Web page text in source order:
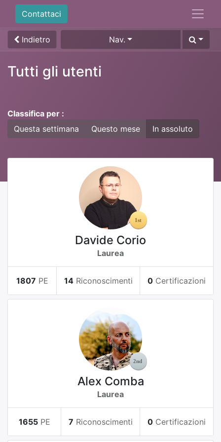
Contattaci
Indietro Nav.
Tutti gli utenti
Classifica per :
Questa settimana
Questo mese In assoluto
Davide Corio
Laurea
1807 PE 14 Riconoscimenti 0 Certificazioni
Alex Comba
Laurea
1655 PE 7 Riconoscimenti 0 Certificazioni